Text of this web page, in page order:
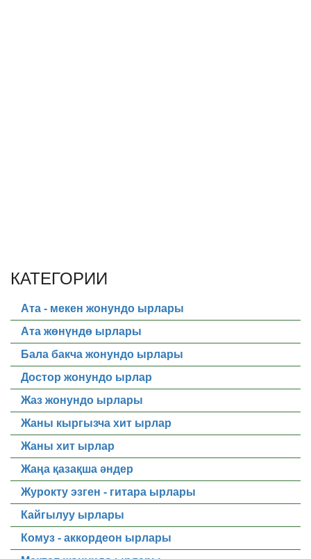
КАТЕГОРИИ
Ата - мекен жонундо ырлары
Ата жөнүндө ырлары
Бала бакча жонундо ырлары
Достор жонундо ырлар
Жаз жонундо ырлары
Жаны кыргызча хит ырлар
Жаны хит ырлар
Жаңа қазақша әндер
Журокту эзген - гитара ырлары
Кайгылуу ырлары
Комуз - аккордеон ырлары